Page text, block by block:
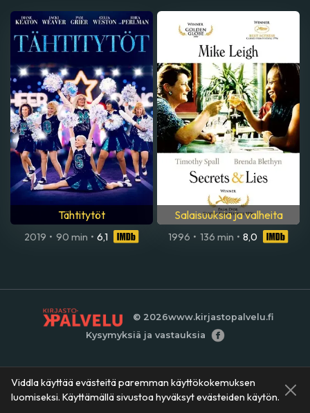
Tähtitytöt
2019 • 90 min • 6,1
Salaisuuksia ja valheita
1996 • 136 min • 8,0
© 2026www.kirjastopalvelu.fi
Kysymyksiä ja vastauksia
Viddla käyttää evästeitä paremman käyttökokemuksen
luomiseksi. Käyttämällä sivustoa hyväksyt evästeiden käytön.